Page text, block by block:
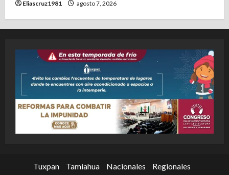
Eliascruz1981 agosto 7, 2026
Tuxpan Tamiahua Nacionales
Regionales